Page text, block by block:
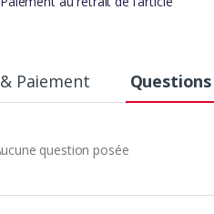
Paiement
question posée